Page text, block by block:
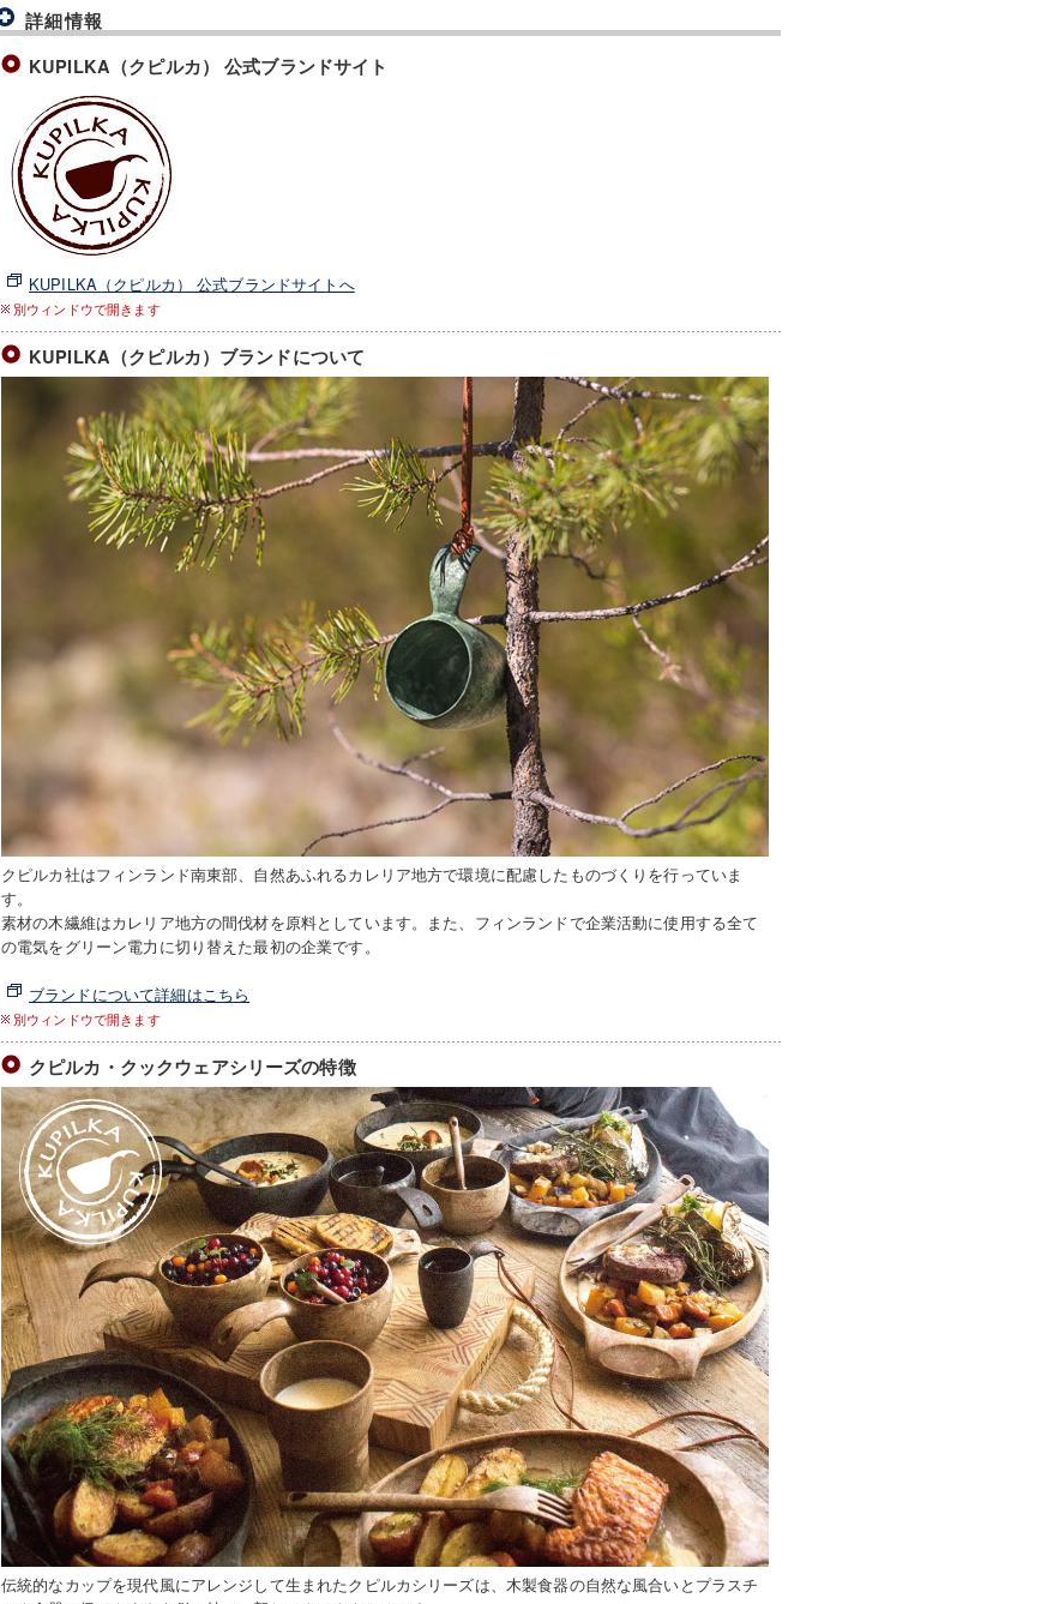
詳細情報
KUPILKA（クピルカ） 公式ブランドサイト
KUPILKA（クピルカ） 公式ブランドサイトへ
別ウィンドウで開きます
KUPILKA（クピルカ）ブランドについて
クピルカ社はフィンランド南東部、自然あふれるカレリア地方で環境に配慮したものづくりを行っていま
す。
素材の木繊維はカレリア地方の間伐材を原料としています。また、フィンランドで企業活動に使用する全て
の電気をグリーン電力に切り替えた最初の企業です。
ブランドについて詳細はこちら
別ウィンドウで開きます
クピルカ・クックウェアシリーズの特徴
伝統的なカップを現代風にアレンジして生まれたクピルカシリーズは、木製食器の自然な風合いとプラスチ